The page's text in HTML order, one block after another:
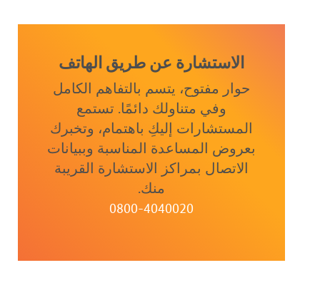
الاستشارة عن طريق الهاتف
حوار مفتوح، يتسم بالتفاهم الكامل
وفي متناولك دائمًا. تستمع
المستشارات إليكِ باهتمام، وتخبرك
بعروض المساعدة المناسبة وببيانات
الاتصال بمراكز الاستشارة القريبة
منك.
0800-4040020